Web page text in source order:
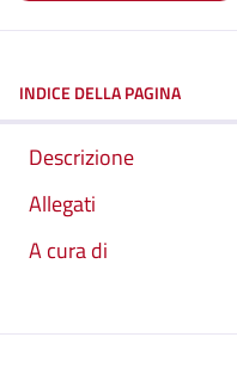
INDICE DELLA PAGINA
Descrizione
Allegati
A cura di